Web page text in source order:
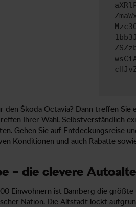
den Škoda Octavia? Dann treffen
Ihrer Wahl. Selbstverständlich
Gehen Sie auf Entdeckungsreise
Konditionen und auch Rabatte
– die clevere
Einwohnern ist Bamberg die
Nation. Die Altstadt lockt